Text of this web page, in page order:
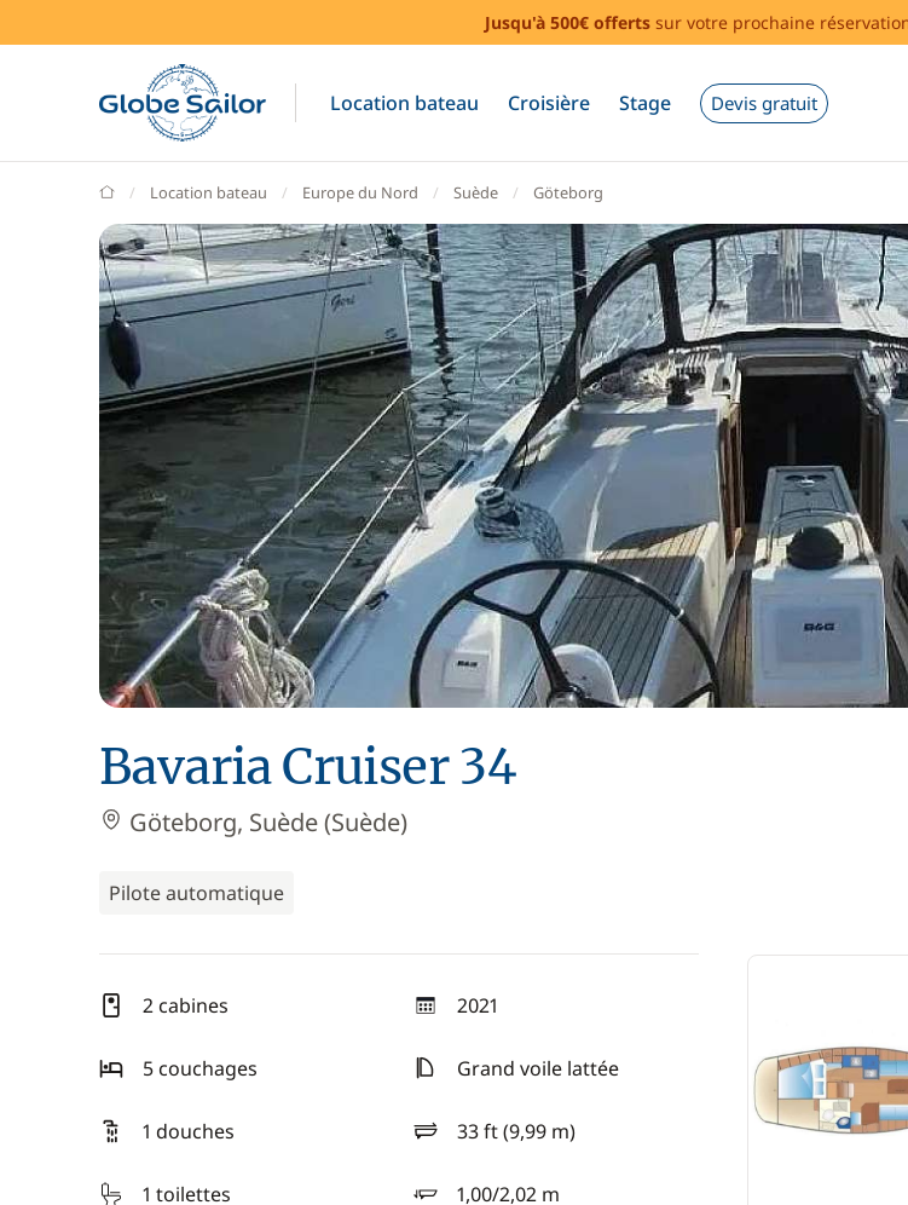
Jusqu'à 500€ offerts sur votre prochaine
Location bateau Croisière Stage Devis gratuit
GlobeSailor
Location bateau Europe du Nord Suède Göteborg
Bavaria Cruiser 34
Göteborg, Suède (Suède)
Pilote automatique
2 cabines 2021
année
5 couchages
Grand voile lattée
1 douches 33 ft (9,99 m)
longueur
1 toilettes
1,00/2,02 m